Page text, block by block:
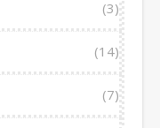
(3)
(14)
(7)